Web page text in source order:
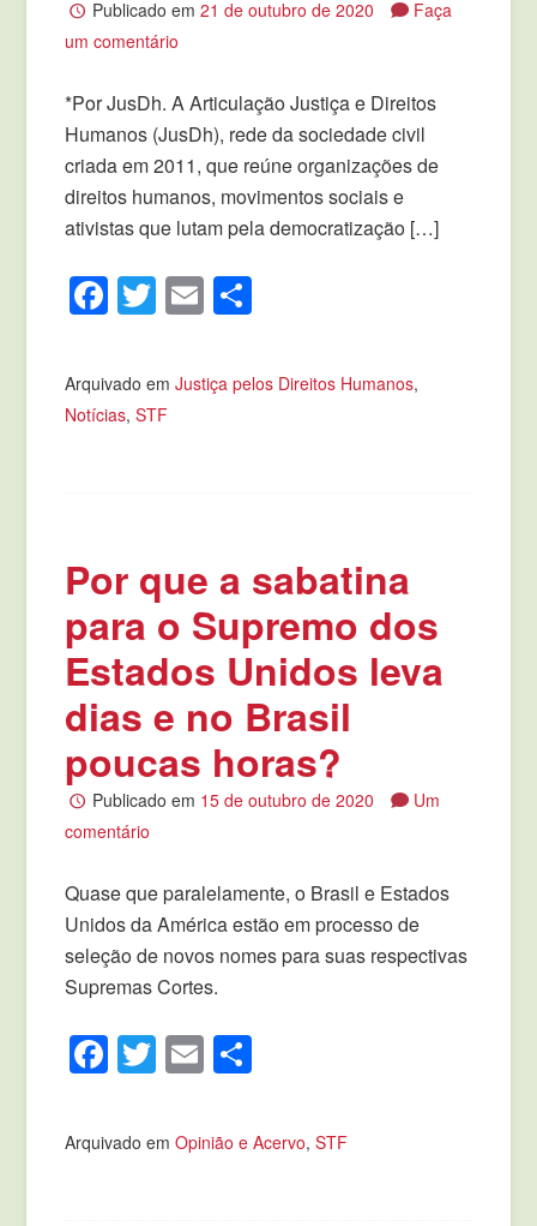
Publicado em 21 de outubro de 2020
Faça
um comentário
*Por JusDh. A Articulação Justiça e Direitos
Humanos (JusDh), rede da sociedade civil
criada em 2011, que reúne organizações de
direitos humanos, movimentos sociais e
ativistas que lutam pela democratização […]
Facebook
Twitter
Email
Arquivado emJustiça pelos Direitos Humanos,
Notícias,STF
Por que a sabatina
para o Supremo dos
Estados Unidos leva
dias e no Brasil
poucas horas?
Publicado em 15 de outubro de 2020
Um
comentário
Quase que paralelamente, o Brasil e Estados
Unidos da América estão em processo de
seleção de novos nomes para suas respectivas
Supremas Cortes.
Facebook
Twitter
Email
Arquivado emOpinião e Acervo,STF